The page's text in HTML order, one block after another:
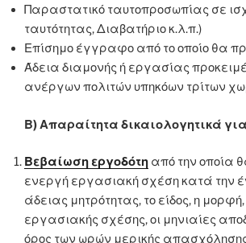
Παραστατικό ταυτοπροσωπίας σε
ταυτότητας, Διαβατήριο κ.λ.π.)
Επίσημο έγγραφο από το οποίο θα
Άδεια διαμονής ή εργασίας
ανέργων πολιτών υπηκόων τρίτων
Β) Απαραίτητα δικαιολογητικά
Βεβαίωση εργοδότη από την οποία
ενεργή εργασιακή σχέση κατά την
άδειας μητρότητας, το είδος, η
εργασιακής σχέσης, οι μηνιαίες
όρος των ωρών μερικής